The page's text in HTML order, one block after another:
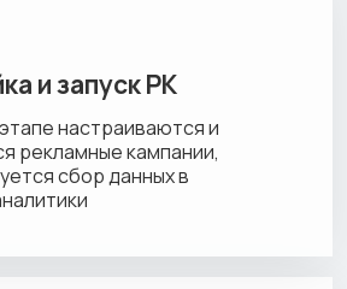
и запуск РК
настраиваются и
рекламные кампании,
сбор данных в